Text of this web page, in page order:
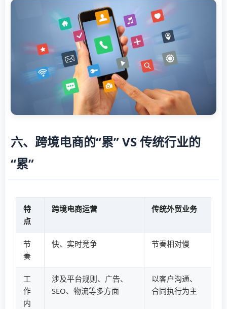
六、跨境电商的“累” VS 传统行业的
“累”
特
点
跨境电商运营 传统外贸业务
节
奏
快、实时竞争 节奏相对慢
工
作
内
涉及平台规则、广告、
SEO、物流等多方面
以客户沟通、
合同执行为主